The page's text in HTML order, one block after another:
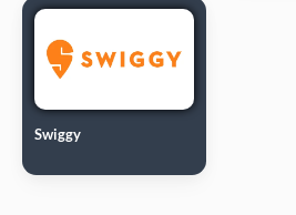
Swiggy